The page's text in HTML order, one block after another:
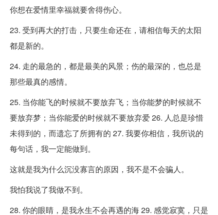
你想在爱情里幸福就要舍得伤心。
23. 受到再大的打击，只要生命还在，请相信每天的太阳
都是新的。
24. 走的最急的，都是最美的风景；伤的最深的，也总是
那些最真的感情。
25. 当你能飞的时候就不要放弃飞；当你能梦的时候就不
要放弃梦；当你能爱的时候就不要放弃爱 26. 人总是珍惜
未得到的，而遗忘了所拥有的 27. 我要你相信，我所说的
每句话，我一定能做到。
这就是我为什么沉没寡言的原因，我不是不会骗人。
我怕我说了我做不到。
28. 你的眼睛，是我永生不会再遇的海 29. 感觉寂寞，只是